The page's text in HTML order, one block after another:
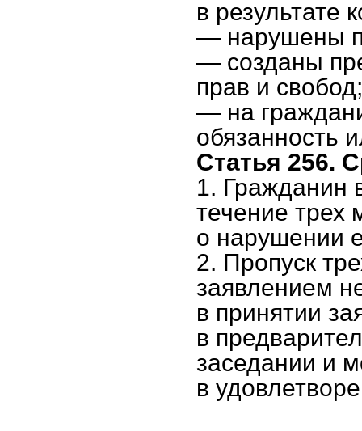
в результате
— нарушены
— созданы
прав и свобод;
— на
обязанность
Статья 256.
1. Гражданин
течение трех
о нарушении
2. Пропуск
заявлением
в принятии
в
заседании и
в